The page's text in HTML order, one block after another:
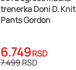
trenerka Doni D. Knit
Pants Gordon
6.749RSD
7.499RSD